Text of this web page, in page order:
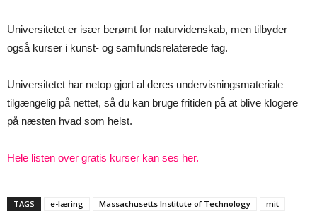
Universitetet er især berømt for naturvidenskab, men tilbyder
også kurser i kunst- og samfundsrelaterede fag.
Universitetet har netop gjort al deres undervisningsmateriale
tilgængelig på nettet, så du kan bruge fritiden på at blive klogere
på næsten hvad som helst.
Hele listen over gratis kurser kan ses her.
TAGS e-læring Massachusetts Institute of Technology mit